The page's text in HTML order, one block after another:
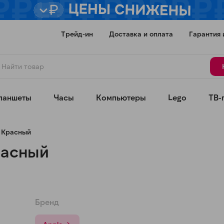
Трейд-ин Доставка и оплата Гарантия
Часы Компьютеры Lego ТВ-
Красный
Бренд
Разбейтеоплату